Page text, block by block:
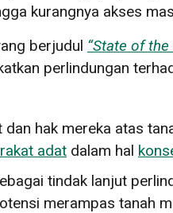
kurangnya akses
berjudul “State of
perlindungan
hak mereka atas
adat dalam hal
tindak lanjut
merampas tanah